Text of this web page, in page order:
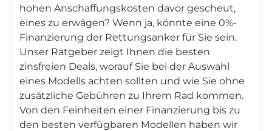
hohen Anschaffungskosten davor gescheut,
eines zu erwägen? Wenn ja, könnte eine 0%-
Finanzierung der Rettungsanker für Sie sein.
Unser Ratgeber zeigt Ihnen die besten
zinsfreien Deals, worauf Sie bei der Auswahl
eines Modells achten sollten und wie Sie ohne
zusätzliche Gebühren zu Ihrem Rad kommen.
Von den Feinheiten einer Finanzierung bis zu
den besten verfügbaren Modellen haben wir